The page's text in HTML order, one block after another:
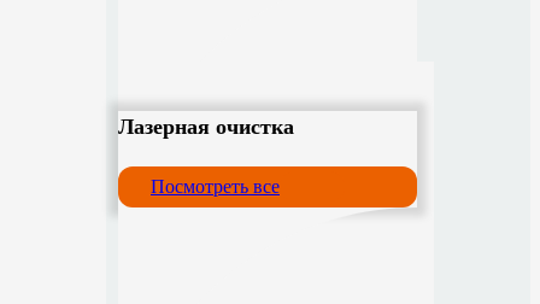
Лазерная очистка
Посмотреть все